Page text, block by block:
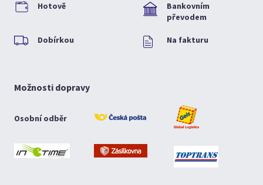
Hotově
Bankovním
převodem
Dobírkou Na fakturu
Možnosti dopravy
Osobní odběr